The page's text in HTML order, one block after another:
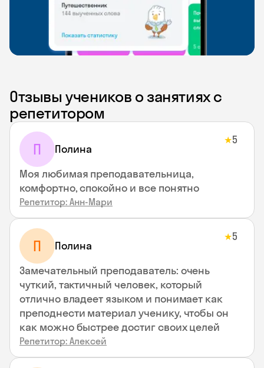
Отзывы учеников о занятиях с
репетитором
П Полина
★5
Моя любимая преподавательница,
комфортно, спокойно и все понятно
Репетитор: Анн-Мари
П Полина
★5
Замечательный преподаватель: очень
чуткий, тактичный человек, который
отлично владеет языком и понимает как
преподнести материал ученику, чтобы он
как можно быстрее достиг своих целей
Репетитор: Алексей